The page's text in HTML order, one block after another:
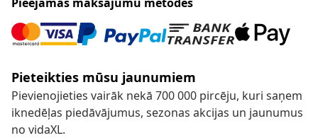
Pieteikties mūsu jaunumiem
Pievienojieties vairāk nekā 700 000 pircēju, kuri saņem
iknedēļas piedāvājumus, sezonas akcijas un jaunumus
no vidaXL.